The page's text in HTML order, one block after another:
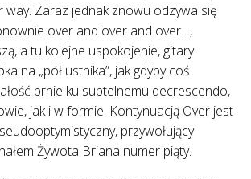
way. Zaraz jednak znowu odzywa się
over and over and over…,
a tu kolejne uspokojenie, gitary
na „pół ustnika”, jak gdyby coś
brnie ku subtelnemu decrescendo,
jak i w formie. Kontynuacją Over jest
przywołujący
Żywota Briana numer piąty.